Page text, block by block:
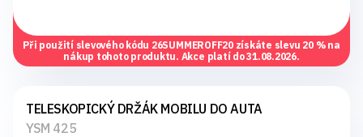
Při použití slevového kódu 26SUMMEROFF20 získáte slevu 20 % na
nákup tohoto produktu. Akce platí do 31.08.2026.
TELESKOPICKÝ DRŽÁK MOBILU DO AUTA
YSM 425